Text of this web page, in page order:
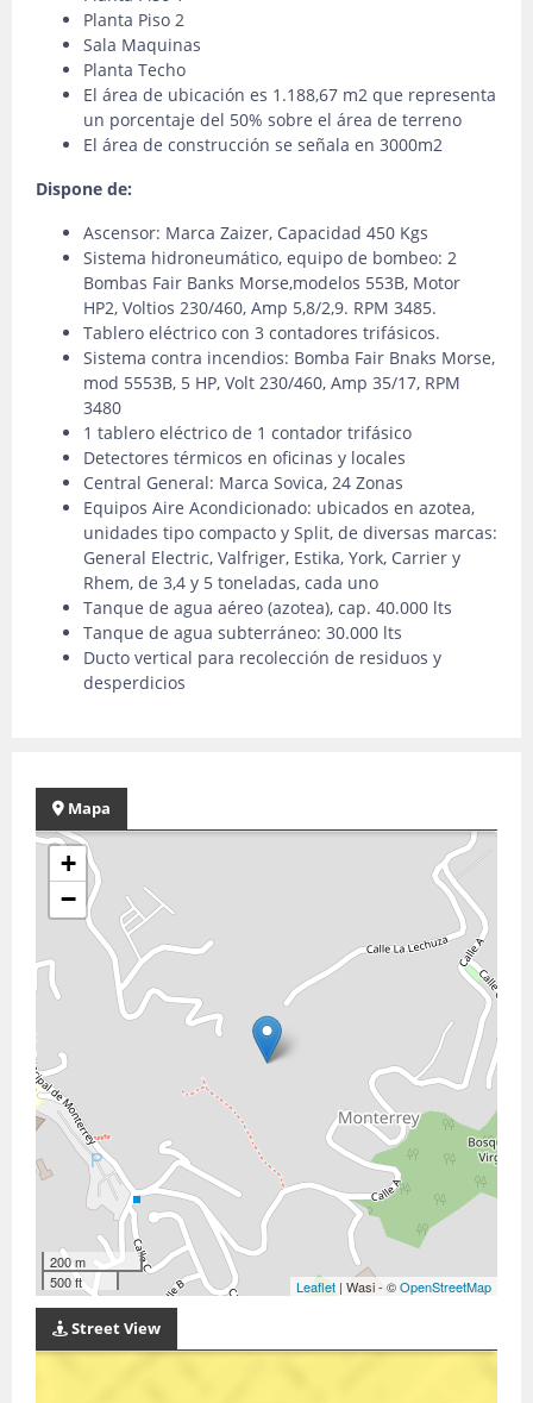
Planta Piso 2
Sala Maquinas
Planta Techo
El área de ubicación es 1.188,67 m2 que representa
un porcentaje del 50% sobre el área de terreno
El área de construcción se señala en 3000m2
Dispone de:
Ascensor: Marca Zaizer, Capacidad 450 Kgs
Sistema hidroneumático, equipo de bombeo: 2
Bombas Fair Banks Morse,modelos 553B, Motor
HP2, Voltios 230/460, Amp 5,8/2,9. RPM 3485.
Tablero eléctrico con 3 contadores trifásicos.
Sistema contra incendios: Bomba Fair Bnaks Morse,
mod 5553B, 5 HP, Volt 230/460, Amp 35/17, RPM
3480
1 tablero eléctrico de 1 contador trifásico
Detectores térmicos en oficinas y locales
Central General: Marca Sovica, 24 Zonas
Equipos Aire Acondicionado: ubicados en azotea,
unidades tipo compacto y Split, de diversas marcas:
General Electric, Valfriger, Estika, York, Carrier y
Rhem, de 3,4 y 5 toneladas, cada uno
Tanque de agua aéreo (azotea), cap. 40.000 lts
Tanque de agua subterráneo: 30.000 lts
Ducto vertical para recolección de residuos y
desperdicios
Mapa
+
−
200 m
500 ft
Leaflet | Wasi - ©OpenStreetMap
Street View